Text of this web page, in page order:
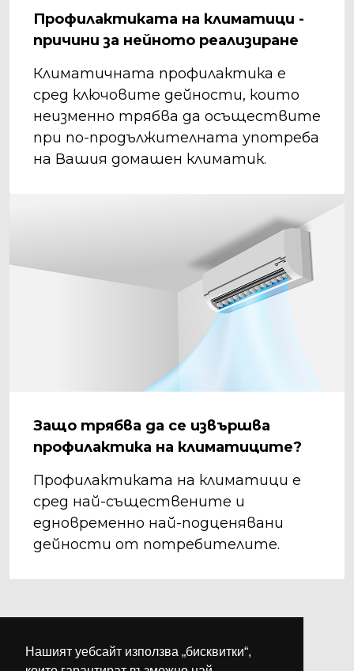
Нашият уебсайт използва „бисквитки“,
Профилактиката на климатици -
причини за нейното реализиране
Климатичната профилактика е
сред ключовите дейности, които
неизменно трябва да осъществите
при по-продължителната употреба
на Вашия домашен климатик.
Защо трябва да се извършва
профилактика на климатиците?
Профилактиката на климатици е
сред най-съществените и
едновременно най-подценявани
дейности от потребителите.